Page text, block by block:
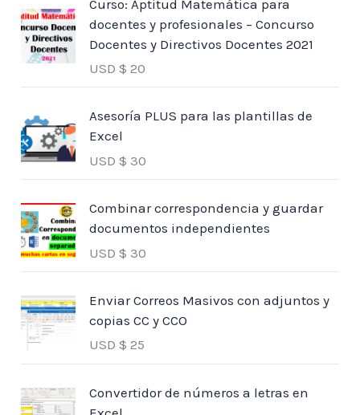
Curso: Aptitud Matemática para
docentes y profesionales – Concurso
Docentes y Directivos Docentes 2021
USD $ 20
Asesoría PLUS para las plantillas de
Excel
USD $ 30
Combinar correspondencia y guardar
documentos independientes
USD $ 30
Enviar Correos Masivos con adjuntos y
copias CC y CCO
USD $ 25
Convertidor de números a letras en